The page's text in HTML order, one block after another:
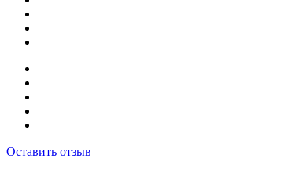
Оставить отзыв